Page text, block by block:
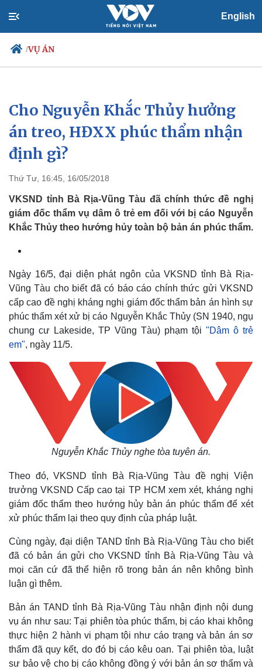
English
/VỤ ÁN
Chính trị
Đảng
Tổ chức nhân sự
Quốc hội
Nhận diện sự thật
Xã hội
Tin 24h
Dự báo thời tiết
Cho Nguyễn Khắc Thủy hưởng
án treo, HĐXX phúc thẩm nhận
định gì?
Thứ Tư, 16:45, 16/05/2018
VKSND tỉnh Bà Rịa-Vũng Tàu đã chính thức đề nghị
giám đốc thẩm vụ dâm ô trẻ em đối với bị cáo Nguyễn
Khắc Thủy theo hướng hủy toàn bộ bản án phúc thẩm.
Ngày 16/5, đại diện phát ngôn của VKSND tỉnh Bà Rịa-
Vũng Tàu cho biết đã có báo cáo chính thức gửi VKSND
cấp cao đề nghị kháng nghị giám đốc thẩm bản án hình sự
phúc thẩm xét xử bị cáo Nguyễn Khắc Thủy (SN 1940, ngụ
chung cư Lakeside, TP Vũng Tàu) phạm tội "Dâm ô trẻ
em", ngày 11/5.
Nguyễn Khắc Thủy nghe tòa tuyên án.
Theo đó, VKSND tỉnh Bà Rịa-Vũng Tàu đề nghị Viện
trưởng VKSND Cấp cao tại TP HCM xem xét, kháng nghị
giám đốc thẩm theo hướng hủy bản án phúc thẩm để xét
xử phúc thẩm lại theo quy định của pháp luật.
Cùng ngày, đại diện TAND tỉnh Bà Rịa-Vũng Tàu cho biết
đã có bản án gửi cho VKSND tỉnh Bà Rịa-Vũng Tàu và
mọi căn cứ đã thể hiện rõ trong bản án nên không bình
luận gì thêm.
Bản án TAND tỉnh Bà Rịa-Vũng Tàu nhận định nội dung
vụ án như sau: Tại phiên tòa phúc thẩm, bị cáo khai không
thực hiện 2 hành vi phạm tội như cáo trạng và bản án sơ
thẩm đã quy kết, do đó bị cáo kêu oan. Tại phiên tòa, luật
sư bảo vệ cho bị cáo không đồng ý với bản án sơ thẩm và